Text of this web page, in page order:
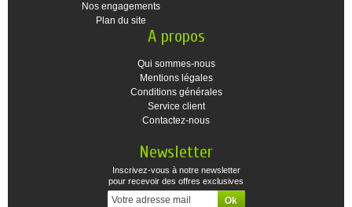
Nos engagements
Plan du site
A propos
Qui sommes-nous
Mentions légales
Conditions générales
Service client
Contactez-nous
Newsletter
Inscrivez-vous à notre newsletter
pour recevoir des offres exclusives